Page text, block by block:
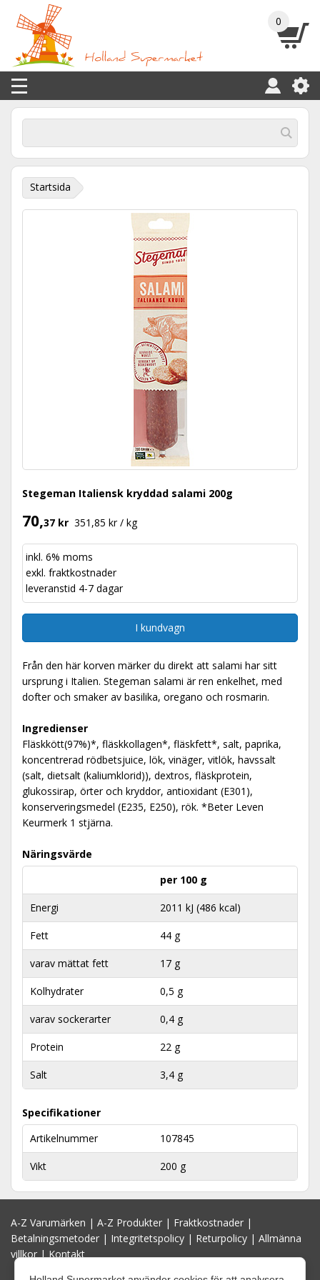
0
Startsida
Stegeman Italiensk kryddad salami 200g
70,37 kr 351,85 kr / kg
inkl. 6% moms
exkl. fraktkostnader
leveranstid 4-7 dagar
I kundvagn
Från den här korven märker du direkt att salami har sitt
ursprung i Italien. Stegeman salami är ren enkelhet, med
dofter och smaker av basilika, oregano och rosmarin.
Ingredienser
Fläskkött(97%)*, fläskkollagen*, fläskfett*, salt, paprika,
koncentrerad rödbetsjuice, lök, vinäger, vitlök, havssalt
(salt, dietsalt (kaliumklorid)), dextros, fläskprotein,
glukossirap, örter och kryddor, antioxidant (E301),
konserveringsmedel (E235, E250), rök. *Beter Leven
Keurmerk 1 stjärna.
Näringsvärde
per 100 g
Energi 2011 kJ (486 kcal)
Fett 44 g
varav mättat fett 17 g
Kolhydrater 0,5 g
varav sockerarter 0,4 g
Protein 22 g
Salt 3,4 g
Specifikationer
Artikelnummer
107845
Vikt 200 g
A-Z Varumärken | A-Z Produkter | Fraktkostnader |
Betalningsmetoder | Integritetspolicy | Returpolicy | Allmänna
villkor|Kontakt